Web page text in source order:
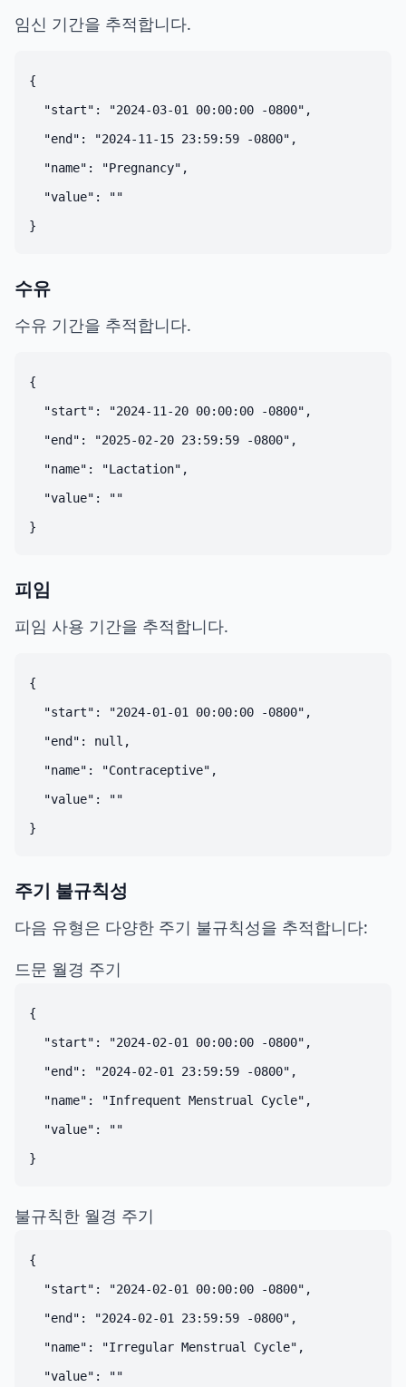
임신 기간을 추적합니다.
{
  "start": "2024-03-01 00:00:00 -0800",
  "end": "2024-11-15 23:59:59 -0800",
  "name": "Pregnancy",
  "value": ""
수유
수유 기간을 추적합니다.
{
  "start": "2024-11-20 00:00:00 -0800",
  "end": "2025-02-20 23:59:59 -0800",
  "name": "Lactation",
  "value": ""
피임
피임 사용 기간을 추적합니다.
{
  "start": "2024-01-01 00:00:00 -0800",
  "end": null,
  "name": "Contraceptive",
  "value": ""
주기 불규칙성
다음 유형은 다양한 주기 불규칙성을 추적합니다:
드문 월경 주기
{
  "start": "2024-02-01 00:00:00 -0800",
  "end": "2024-02-01 23:59:59 -0800",
  "name": "Infrequent Menstrual Cycle",
  "value": ""
불규칙한 월경 주기
{
  "start": "2024-02-01 00:00:00 -0800",
  "end": "2024-02-01 23:59:59 -0800",
  "name": "Irregular Menstrual Cycle",
  "value": ""